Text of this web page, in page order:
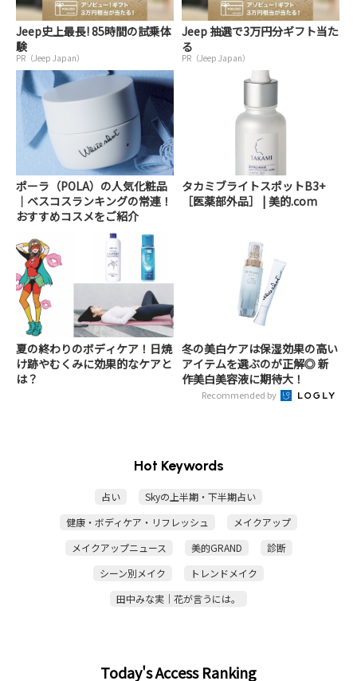
Jeep史上最長! 85時間の試乗体
験
PR（Jeep Japan）
Jeep 抽選で3万円分ギフト当た
る
PR（Jeep Japan）
ポーラ（POLA）の人気化粧品
｜ベスコスランキングの常連！
おすすめコスメをご紹介
タカミブライトスポットB3+
［医薬部外品］ | 美的.com
夏の終わりのボディケア！日焼
け跡やむくみに効果的なケアと
は？
冬の美白ケアは保湿効果の高い
アイテムを選ぶのが正解◎ 新
作美白美容液に期待大！
Recommended by
Hot Keywords
占い
Skyの上半期・下半期占い
健康・ボディケア・リフレッシュ
メイクアップ
メイクアップニュース
美的GRAND
診断
シーン別メイク
トレンドメイク
田中みな実｜花が言うには。
Today's Access Ranking